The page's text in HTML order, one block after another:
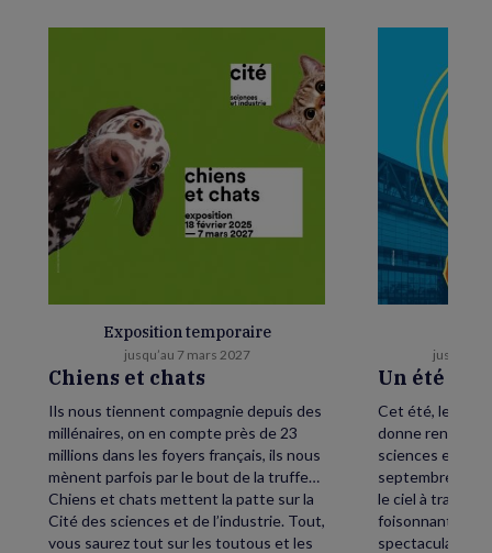
Exposition temporaire
jusqu’au 7 mars 2027
Chiens et chats
Ils nous tiennent compagnie depuis des
millénaires, on en compte près de 23
millions dans les foyers français, ils nous
mènent parfois par le bout de la truffe…
Chiens et chats mettent la patte sur la
Cité des sciences et de l’industrie. Tout,
vous saurez tout sur les toutous et les
jusqu’au
Un été
Cet été, levez
donne rendez-
sciences et de
septembre,
le ciel à travers
foisonnant
spectaculaire